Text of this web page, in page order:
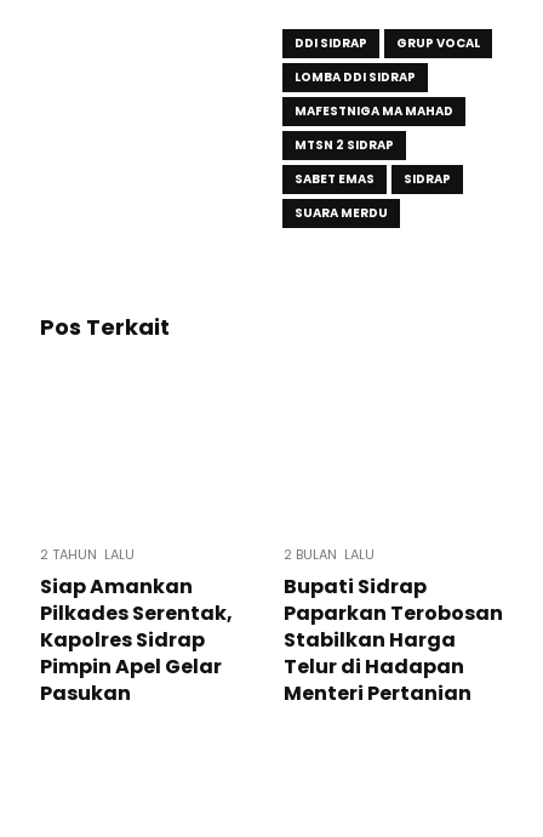
DDI SIDRAP
GRUP VOCAL
LOMBA DDI SIDRAP
MAFESTNIGA MA MAHAD
MTSN 2 SIDRAP
SABET EMAS
SIDRAP
SUARA MERDU
Pos Terkait
2 TAHUN LALU
Siap Amankan
Pilkades Serentak,
Kapolres Sidrap
Pimpin Apel Gelar
Pasukan
2 BULAN LALU
Bupati Sidrap
Paparkan Terobosan
Stabilkan Harga
Telur di Hadapan
Menteri Pertanian